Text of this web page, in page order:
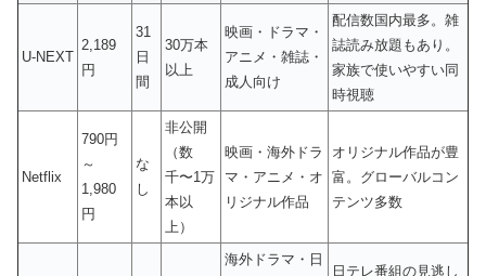
U-NEXT
2,189
円
31
日
間
30万本
以上
映画・ドラマ・
アニメ・雑誌・
成人向け
配信数国内最多。雑
誌読み放題もあり。
家族で使いやすい同
時視聴
Netflix
790円
～
1,980
円
な
し
非公開
（数
千〜1万
本以
上）
映画・海外ドラ
マ・アニメ・オ
リジナル作品
オリジナル作品が豊
富。グローバルコン
テンツ多数
海外ドラマ・日
日テレ番組の見逃し